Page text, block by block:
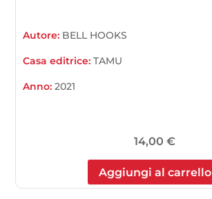
Autore: BELL HOOKS
Casa editrice:TAMU
Anno:2021
14,00 €
Aggiungi al carrello